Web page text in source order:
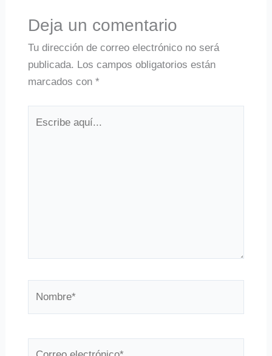
Deja un comentario
Tu dirección de correo electrónico no será
publicada. Los campos obligatorios están
marcados con *